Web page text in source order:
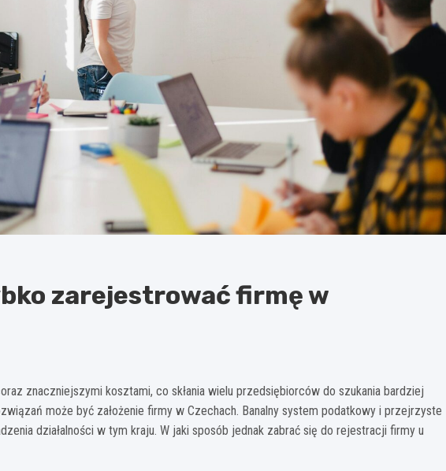
zarejestrować firmę w
znaczniejszymi kosztami, co skłania wielu przedsiębiorców do szukania bardziej
może być założenie firmy w Czechach. Banalny system podatkowy i przejrzyste
działalności w tym kraju. W jaki sposób jednak zabrać się do rejestracji firmy u